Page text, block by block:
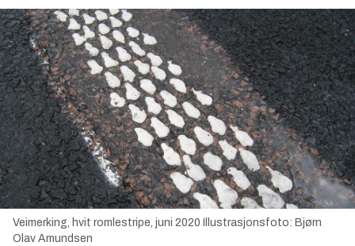
Veimerking, hvit romlestripe, juni 2020 Illustrasjonsfoto: Bjørn
Olav Amundsen